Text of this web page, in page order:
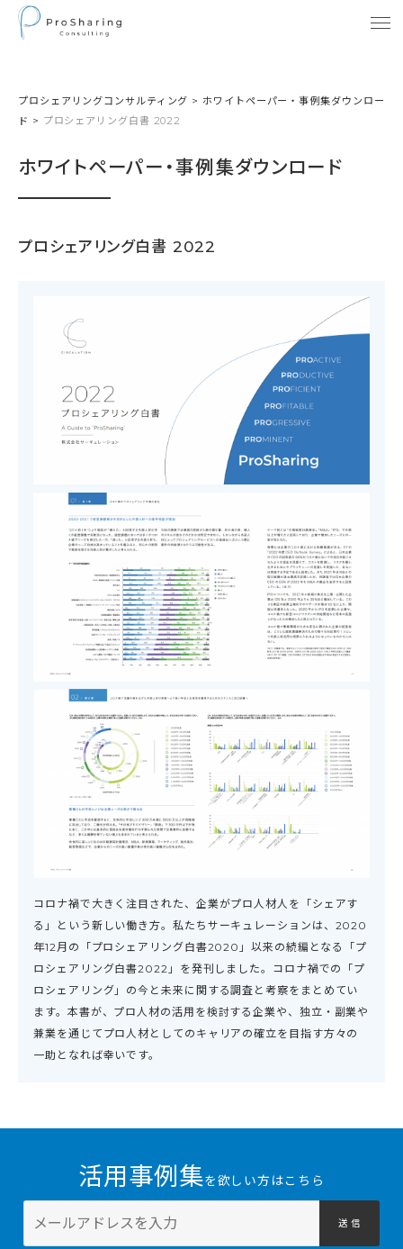
プロシェアリングコンサルティング > ホワイトペーパー・事例集ダウンロー
ド > プロシェアリング白書 2022
ホワイトペーパー・事例集ダウンロード
プロシェアリング白書 2022
コロナ禍で大きく注目された、企業がプロ人材人を「シェアす
る」という新しい働き方。私たちサーキュレーションは、2020
年12月の「プロシェアリング白書2020」以来の続編となる「プ
ロシェアリング白書2022」を発刊しました。コロナ禍での「プ
ロシェアリング」の今と未来に関する調査と考察をまとめてい
ます。本書が、プロ人材の活用を検討する企業や、独立・副業や
兼業を通じてプロ人材としてのキャリアの確立を目指す方々の
一助となれば幸いです。
活用事例集を欲しい方はこちら
送 信